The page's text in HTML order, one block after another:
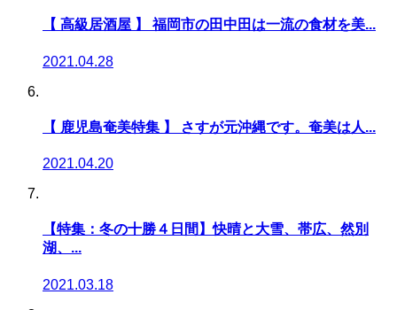
【 高級居酒屋 】 福岡市の田中田は一流の食材を美...
2021.04.28
【 鹿児島奄美特集 】 さすが元沖縄です。奄美は人...
2021.04.20
【特集：冬の十勝４日間】快晴と大雪、帯広、然別
湖、...
2021.03.18